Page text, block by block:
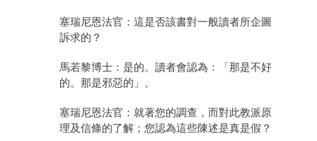
塞瑞尼恩法官：這是否該書對一般讀者所企圖
訴求的？
馬若黎博士：是的。讀者會認為：「那是不好
的。那是邪惡的」。
塞瑞尼恩法官：就著您的調查，而對此教派原
理及信條的了解；您認為這些陳述是真是假？